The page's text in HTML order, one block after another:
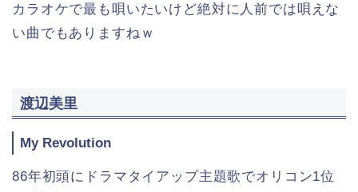
カラオケで最も唄いたいけど絶対に人前では唄えな
い曲でもありますねｗ
渡辺美里
My Revolution
86年初頭にドラマタイアップ主題歌でオリコン1位